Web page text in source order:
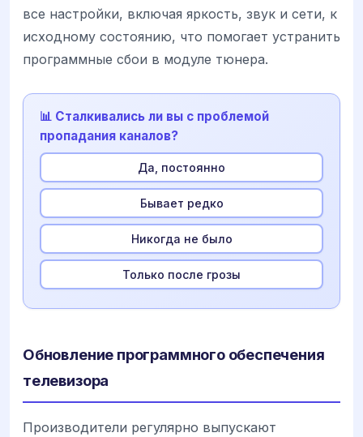
все настройки, включая яркость, звук и сети, к
исходному состоянию, что помогает устранить
программные сбои в модуле тюнера.
📊 Сталкивались ли вы с проблемой
пропадания каналов?
Да, постоянно
Бывает редко
Никогда не было
Только после грозы
Обновление программного обеспечения
телевизора
Производители регулярно выпускают